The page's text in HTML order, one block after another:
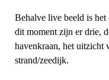
Behalve live beeld is
dit moment zijn er drie,
havenkraan, het uitzicht
strand/zeedijk.